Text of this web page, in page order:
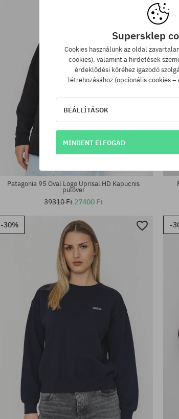
Elérhető méretek:
XS; S; M
Elérhető méretek:
Patagonia 95 Oval Logo Uprisal HD Kapucnis
pulóver
39310 Ft 27400 Ft
-30% -
Supersklep
Cookies használunk az oldal
cookies), valamint a hirdetések
érdeklődési köréhez igazodó
létrehozásához (opcionális cookies
BEÁLLÍTÁSOK
MINDENT ELFOGAD